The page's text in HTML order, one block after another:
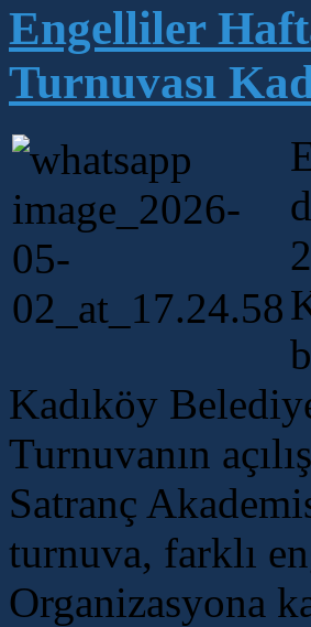
Engelliler
Turnuvası
Kadıköy
Turnuvanın
Satranç
turnuva, farklı
Organizasyona